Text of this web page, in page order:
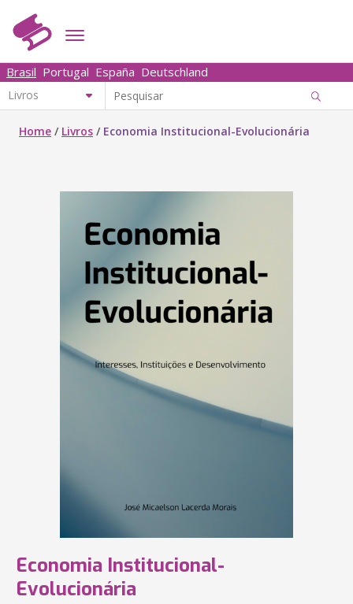
Brasil Portugal España Deutschland
Home / Livros / Economia Institucional-Evolucionária
Economia Institucional-
Evolucionária